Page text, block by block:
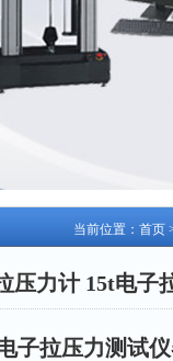
当前位置： 首页
压力计 15t电子
子拉压力测试